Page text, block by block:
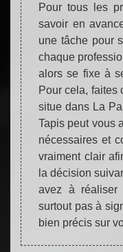
Pour tous les
savoir en
une tâche pour
chaque
alors se fixe à
Pour cela, faites
situe dans La
Tapis peut vous
nécessaires et
vraiment clair
la décision
avez à réaliser
surtout pas à
bien précis sur